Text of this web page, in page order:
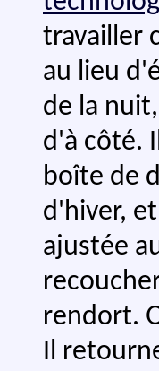
travailler
au lieu
de la
d'à côté.
boîte de
d'hiver,
ajustée
rendort.
Il